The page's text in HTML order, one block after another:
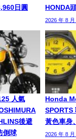
日圓
HONDA
2026 年 8 月
人氣
後避
倒球
Honda
SPORTS
黃色車身
2026 年 8 月